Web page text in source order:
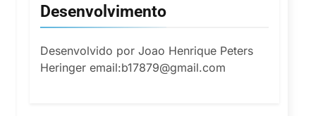
Desenvolvimento
Desenvolvido por Joao Henrique Peters
Heringer email:b17879@gmail.com